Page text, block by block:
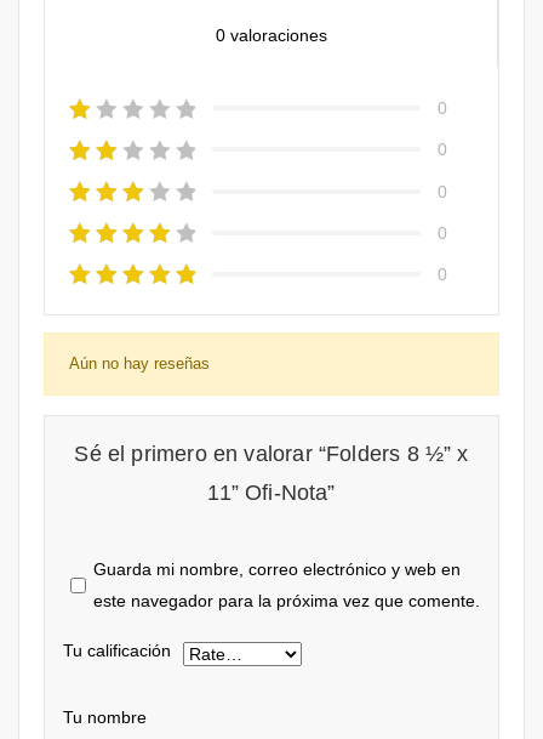
0 valoraciones
0
0
0
0
0
Aún no hay reseñas
Sé el primero en valorar “Folders 8 ½” x
11” Ofi-Nota”
Tu nombre
Guarda mi nombre, correo electrónico y web en
este navegador para la próxima vez que comente.
Tu calificación